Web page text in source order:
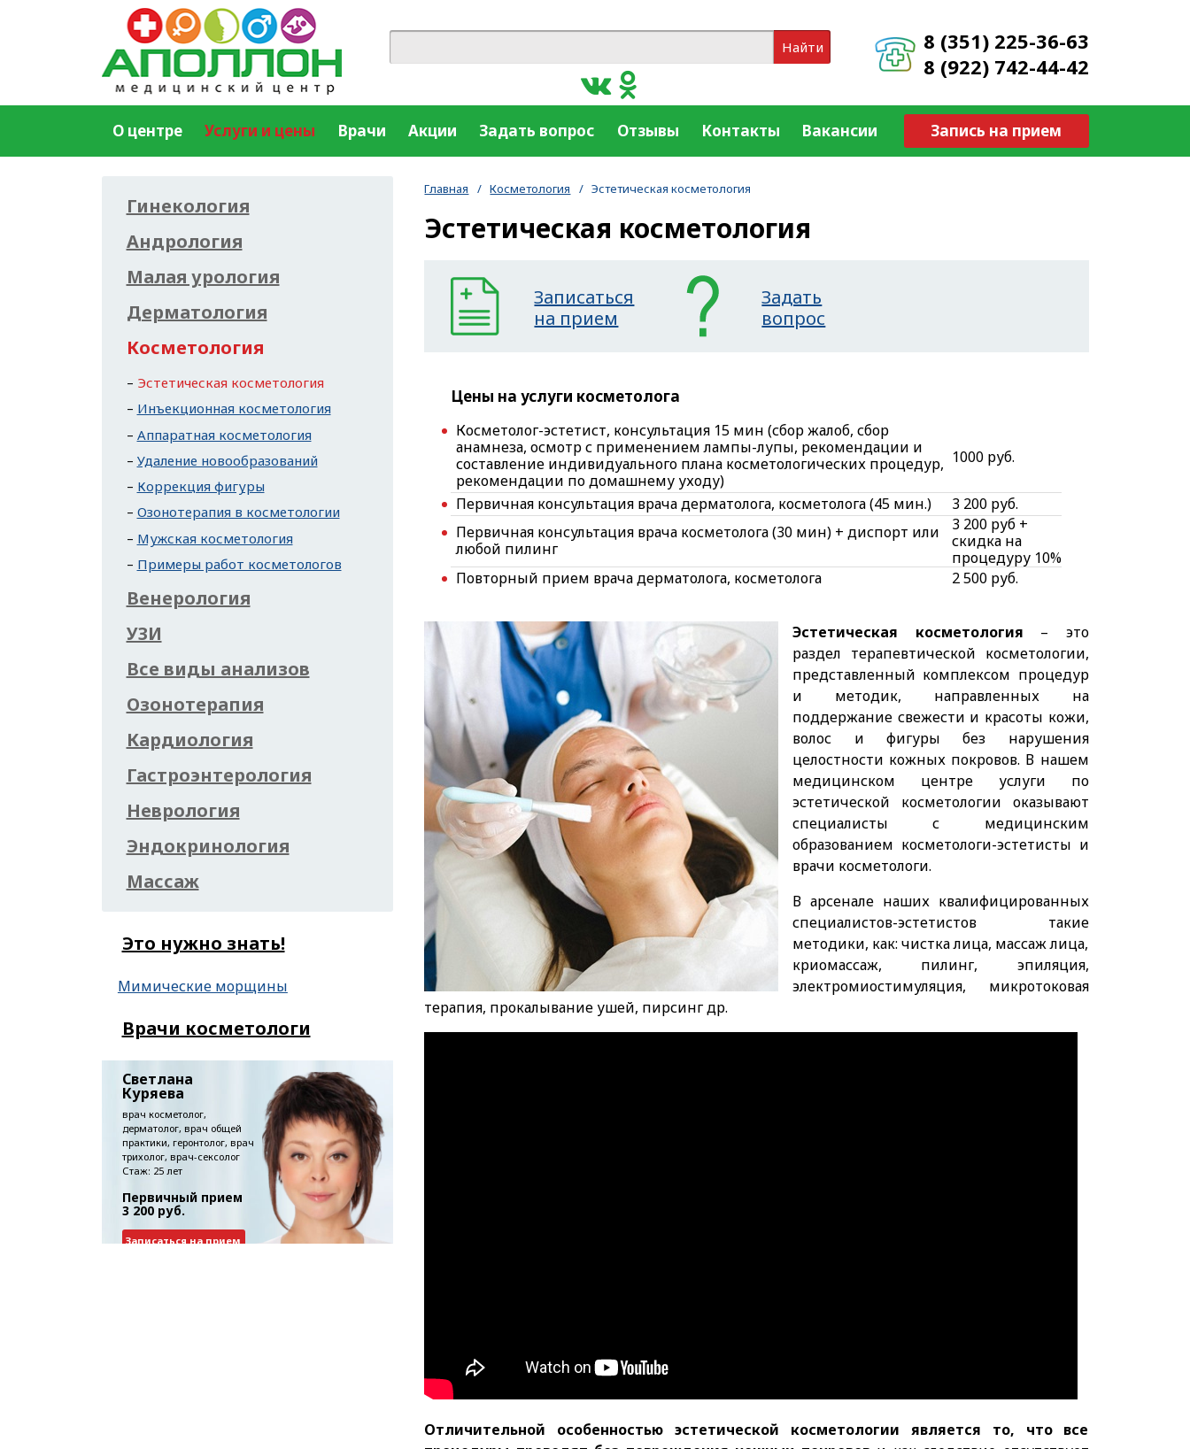
8 (351) 225-36-63
8 (922) 742-44-42
Найти
Запись на прием
О центре Услуги и цены Врачи Акции Задать вопрос Отзывы Контакты Вакансии
Главная / Косметология / Эстетическая косметология
Эстетическая косметология
Записаться
на прием
Задать
вопрос
Цены на услуги косметолога
Косметолог-эстетист, консультация 15 мин (сбор жалоб, сбор
анамнеза, осмотр с применением лампы-лупы, рекомендации и
составление индивидуального плана косметологических процедур,
рекомендации по домашнему уходу)
1000 руб.
Первичная консультация врача дерматолога, косметолога (45 мин.)
3 200 руб.
Первичная консультация врача косметолога (30 мин) + диспорт или
любой пилинг
3 200 руб +
скидка на
процедуру 10%
Повторный прием врача дерматолога, косметолога
2 500 руб.
Эстетическая косметология – это
раздел терапевтической косметологии,
представленный комплексом процедур
и методик, направленных на
поддержание свежести и красоты кожи,
волос и фигуры без нарушения
целостности кожных покровов. В нашем
медицинском центре услуги по
эстетической косметологии оказывают
специалисты с медицинским
образованием косметологи-эстетисты и
врачи косметологи.
В арсенале наших квалифицированных
специалистов-эстетистов такие
методики, как: чистка лица, массаж лица,
криомассаж, пилинг, эпиляция,
электромиостимуляция, микротоковая
терапия, прокалывание ушей, пирсинг др.
Отличительной особенностью эстетической косметологии является то, что все
Гинекология
Андрология
Малая урология
Дерматология
Косметология
Эстетическая косметология
Инъекционная косметология
Аппаратная косметология
Удаление новообразований
Коррекция фигуры
Озонотерапия в косметологии
Мужская косметология
Примеры работ косметологов
Венерология
УЗИ
Все виды анализов
Озонотерапия
Кардиология
Гастроэнтерология
Неврология
Эндокринология
Массаж
Это нужно знать!
Мимические морщины
Врачи косметологи
Светлана
Куряева
врач косметолог,
дерматолог, врач общей
практики, геронтолог, врач
трихолог, врач-сексолог
Стаж: 25 лет
Первичный прием
3 200 руб.
Записаться на прием